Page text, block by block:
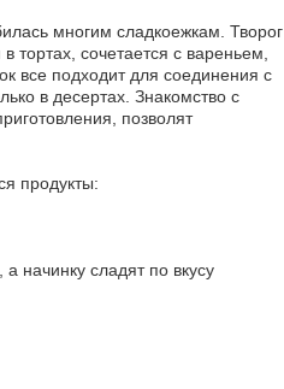
многим сладкоежкам. Творог
тортах, сочетается с вареньем,
все подходит для соединения с
в десертах. Знакомство с
позволят
продукты:
начинку сладят по вкусу